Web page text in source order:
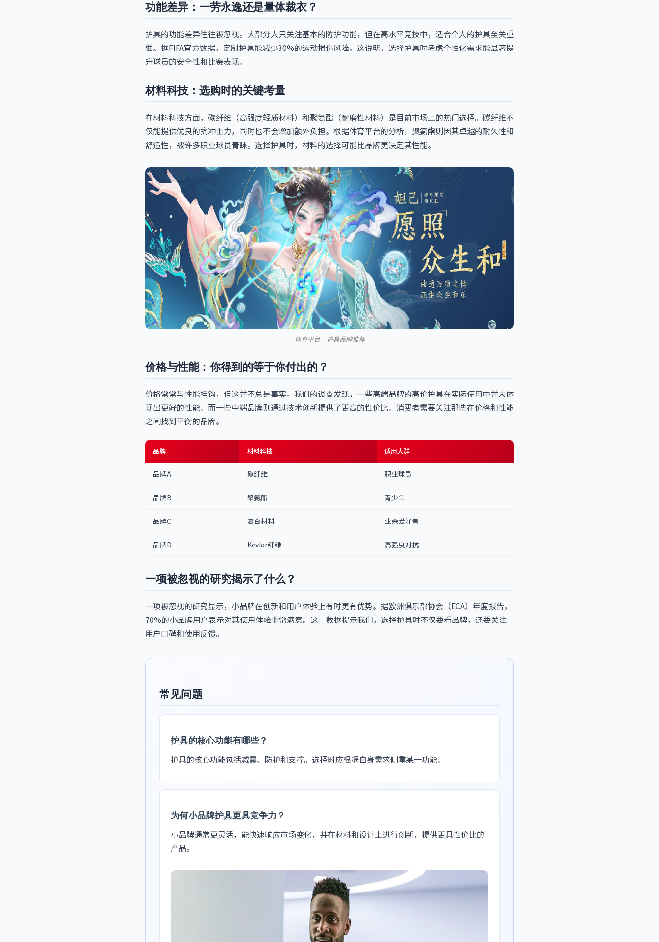
功能差异：一劳永逸还是量体裁衣？
护具的功能差异往往被忽视。大部分人只关注基本的防护功能，但在高水平竞技中，适合个人的护具至关重
要。据FIFA官方数据，定制护具能减少30%的运动损伤风险。这说明，选择护具时考虑个性化需求能显著提
升球员的安全性和比赛表现。
材料科技：选购时的关键考量
在材料科技方面，碳纤维（高强度轻质材料）和聚氨酯（耐磨性材料）是目前市场上的热门选择。碳纤维不
仅能提供优良的抗冲击力，同时也不会增加额外负担。根据体育平台的分析，聚氨酯则因其卓越的耐久性和
舒适性，被许多职业球员青睐。选择护具时，材料的选择可能比品牌更决定其性能。
体育平台 – 护具品牌推荐
价格与性能：你得到的等于你付出的？
价格常常与性能挂钩，但这并不总是事实。我们的调查发现，一些高端品牌的高价护具在实际使用中并未体
现出更好的性能。而一些中端品牌则通过技术创新提供了更高的性价比。消费者需要关注那些在价格和性能
之间找到平衡的品牌。
品牌 材料科技 适用人群
品牌A 碳纤维 职业球员
品牌B 聚氨酯 青少年
品牌C 复合材料 业余爱好者
品牌D Kevlar纤维 高强度对抗
一项被忽视的研究揭示了什么？
一项被忽视的研究显示，小品牌在创新和用户体验上有时更有优势。据欧洲俱乐部协会（ECA）年度报告，
70%的小品牌用户表示对其使用体验非常满意。这一数据提示我们，选择护具时不仅要看品牌，还要关注
用户口碑和使用反馈。
常见问题
护具的核心功能有哪些？
护具的核心功能包括减震、防护和支撑。选择时应根据自身需求侧重某一功能。
为何小品牌护具更具竞争力？
小品牌通常更灵活，能快速响应市场变化，并在材料和设计上进行创新，提供更具性价比的
产品。